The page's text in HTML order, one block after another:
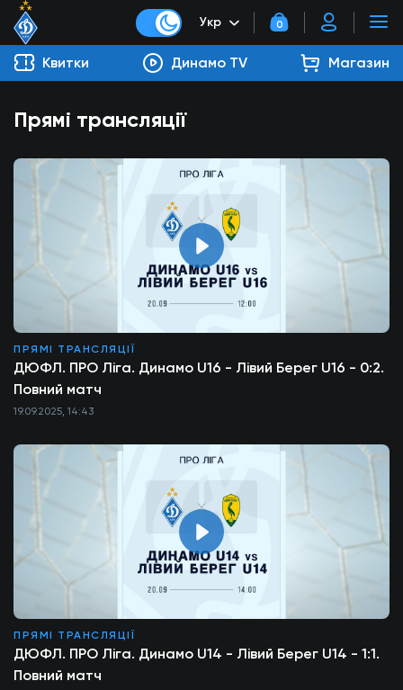
Укр 0
Квитки Динамо TV Магазин
Прямі трансляції
ПРЯМІ ТРАНСЛЯЦІЇ
ДЮФЛ. ПРО Ліга. Динамо U16 - Лівий Берег U16 - 0:2.
Повний матч
19.09.2025, 14:43
ПРЯМІ ТРАНСЛЯЦІЇ
ДЮФЛ. ПРО Ліга. Динамо U14 - Лівий Берег U14 - 1:1.
Повний матч